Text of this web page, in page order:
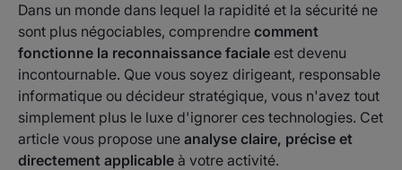
Pourquoi la reconnaissance faciale est-elle essentielle
dans la sécurité biométrique ?
Comment fonctionne la reconnaissance faciale ?
Quand la reconnaissance faciale est-elle adaptée à
mon entreprise ?
Vérification faciale avec Checkout.com
Dans un monde dans lequel la rapidité et la sécurité ne
sont plus négociables, comprendre comment
fonctionne la reconnaissance faciale est devenu
incontournable. Que vous soyez dirigeant, responsable
informatique ou décideur stratégique, vous n'avez tout
simplement plus le luxe d'ignorer ces technologies. Cet
article vous propose une analyse claire, précise et
directement applicable à votre activité.